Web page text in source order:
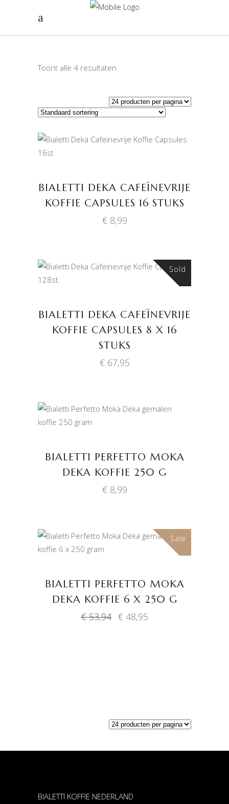
Toont alle 4 resultaten
BIALETTI DEKA CAFEÏNEVRIJE
KOFFIE CAPSULES 16 STUKS
€8,99
Sold
BIALETTI DEKA CAFEÏNEVRIJE
KOFFIE CAPSULES 8 X 16
STUKS
€67,95
WINKELWAGEN
BIALETTI PERFETTO MOKA
DEKA KOFFIE 250 G
€8,99
Sale
TOEVOEGEN AAN
WINKELWAGEN
BIALETTI PERFETTO MOKA
DEKA KOFFIE 6 X 250 G
€53,94 Oorspronkelijke
€48,95Huidige
BIALETTI KOFFIE NEDERLAND